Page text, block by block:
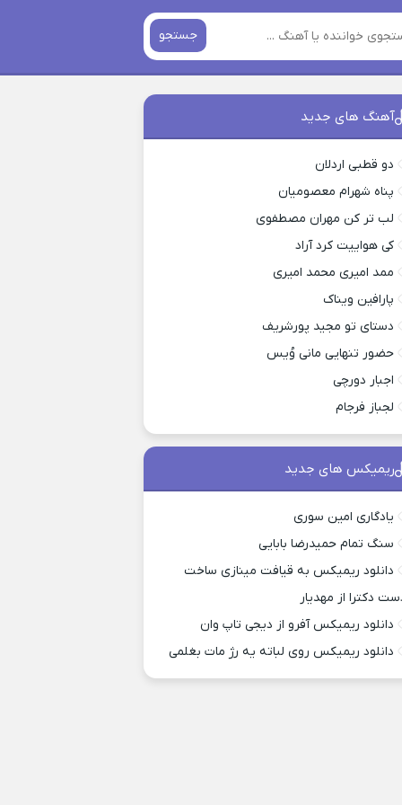
جستجو
آهنگ های جدید
دو قطبی اردلان
پناه شهرام معصومیان
لب تر کن مهران مصطفوی
کی هواییت کرد آراد
ممد امیری محمد امیری
پارافین ویناک
دستای تو مجید پورشریف
حضور تنهایی مانی وُیس
اجبار دورچی
لجباز فرجام
ریمیکس های جدید
یادگاری امین سوری
سنگ تمام حمیدرضا بابایی
دانلود ریمیکس به قیافت مینازی ساخت
دکترا از مهدیار
دانلود ریمیکس آفرو از ديجی تاپ وان
دانلود ریمیکس روی لباته یه رژ مات بغلمی